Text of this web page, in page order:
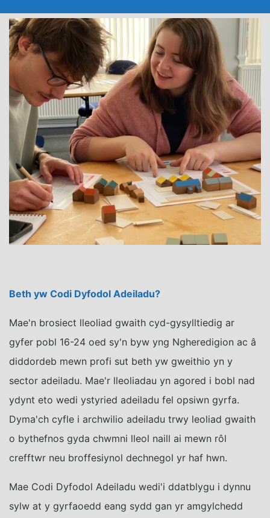
Beth yw Codi Dyfodol Adeiladu?
Mae'n brosiect lleoliad gwaith cyd-gysylltiedig ar
gyfer pobl 16-24 oed sy'n byw yng Ngheredigion ac â
diddordeb mewn profi sut beth yw gweithio yn y
sector adeiladu. Mae'r lleoliadau yn agored i bobl nad
ydynt eto wedi ystyried adeiladu fel opsiwn gyrfa.
Dyma'ch cyfle i archwilio adeiladu trwy leoliad gwaith
o bythefnos gyda chwmni lleol naill ai mewn rôl
crefftwr neu broffesiynol dechnegol yr haf hwn.
Mae Codi Dyfodol Adeiladu wedi'i ddatblygu i dynnu
sylw at y gyrfaoedd eang sydd gan yr amgylchedd